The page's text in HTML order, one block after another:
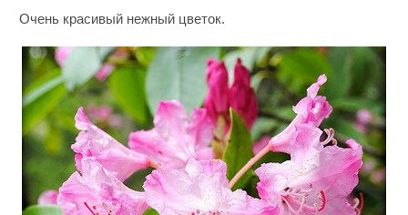
Очень красивый нежный цветок.